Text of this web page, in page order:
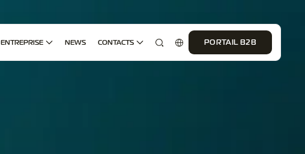
ENTREPRISE NEWS CONTACTS PORTAIL B2B